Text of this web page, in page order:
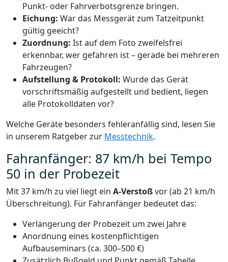
Punkt- oder Fahrverbotsgrenze bringen.
Eichung: War das Messgerät zum Tatzeitpunkt
gültig geeicht?
Zuordnung: Ist auf dem Foto zweifelsfrei
erkennbar, wer gefahren ist – gerade bei mehreren
Fahrzeugen?
Aufstellung & Protokoll: Wurde das Gerät
vorschriftsmäßig aufgestellt und bedient, liegen
alle Protokolldaten vor?
Welche Geräte besonders fehleranfällig sind, lesen Sie
in unserem Ratgeber zur Messtechnik.
Fahranfänger: 87 km/h bei Tempo
50 in der Probezeit
Mit 37 km/h zu viel liegt ein A-Verstoßvor (ab 21 km/h
Überschreitung). Für Fahranfänger bedeutet das:
Verlängerung der Probezeit um zwei Jahre
Anordnung eines kostenpflichtigen
Aufbauseminars (ca. 300–500 €)